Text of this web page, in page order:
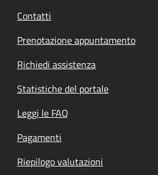
Contatti
Prenotazione appuntamento
Richiedi assistenza
Statistiche del portale
Leggi le FAQ
Pagamenti
Riepilogo valutazioni